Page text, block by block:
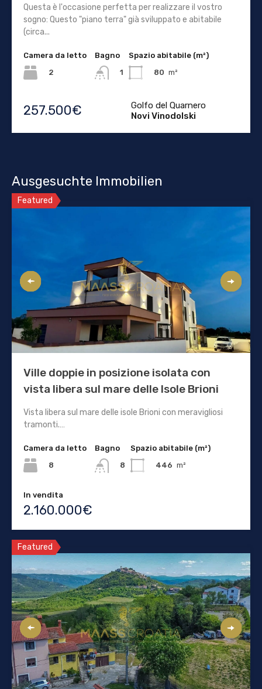
Questa è l'occasione perfetta per realizzare il vostro
sogno: Questo "piano terra" già sviluppato e abitabile
(circa...
Camera da letto
2
Bagno
1
Spazio abitabile (m²)
80 m²
257.500€
Golfo del Quarnero
Novi Vinodolski
Ausgesuchte Immobilien
Featured
Ville doppie in posizione isolata con
vista libera sul mare delle Isole Brioni
Vista libera sul mare delle isole Brioni con meravigliosi
tramonti.…
Camera da letto
8
Bagno
8
Spazio abitabile (m²)
446 m²
In vendita
2.160.000€
Featured